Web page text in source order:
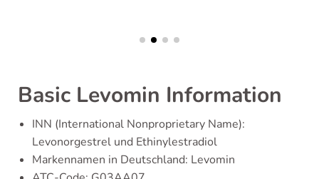
Basic Levomin Information
INN (International Nonproprietary Name):
Levonorgestrel und Ethinylestradiol
Markennamen in Deutschland: Levomin